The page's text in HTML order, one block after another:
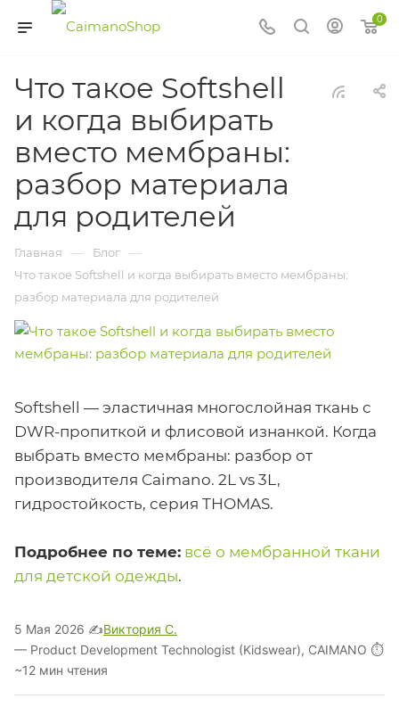
0
Что такое Softshell
и когда выбирать
вместо мембраны:
разбор материала
для родителей
Главная — Блог —
Что такое Softshell и когда выбирать вместо мембраны:
разбор материала для родителей
Softshell — эластичная многослойная ткань с
DWR-пропиткой и флисовой изнанкой. Когда
выбрать вместо мембраны: разбор от
производителя Caimano. 2L vs 3L,
гидростойкость, серия THOMAS.
Подробнее по теме: всё о мембранной ткани
для детской одежды.
5 Мая 2026 ✍️Виктория С.
— Product Development Technologist (Kidswear), CAIMANO ⏱
~12 мин чтения